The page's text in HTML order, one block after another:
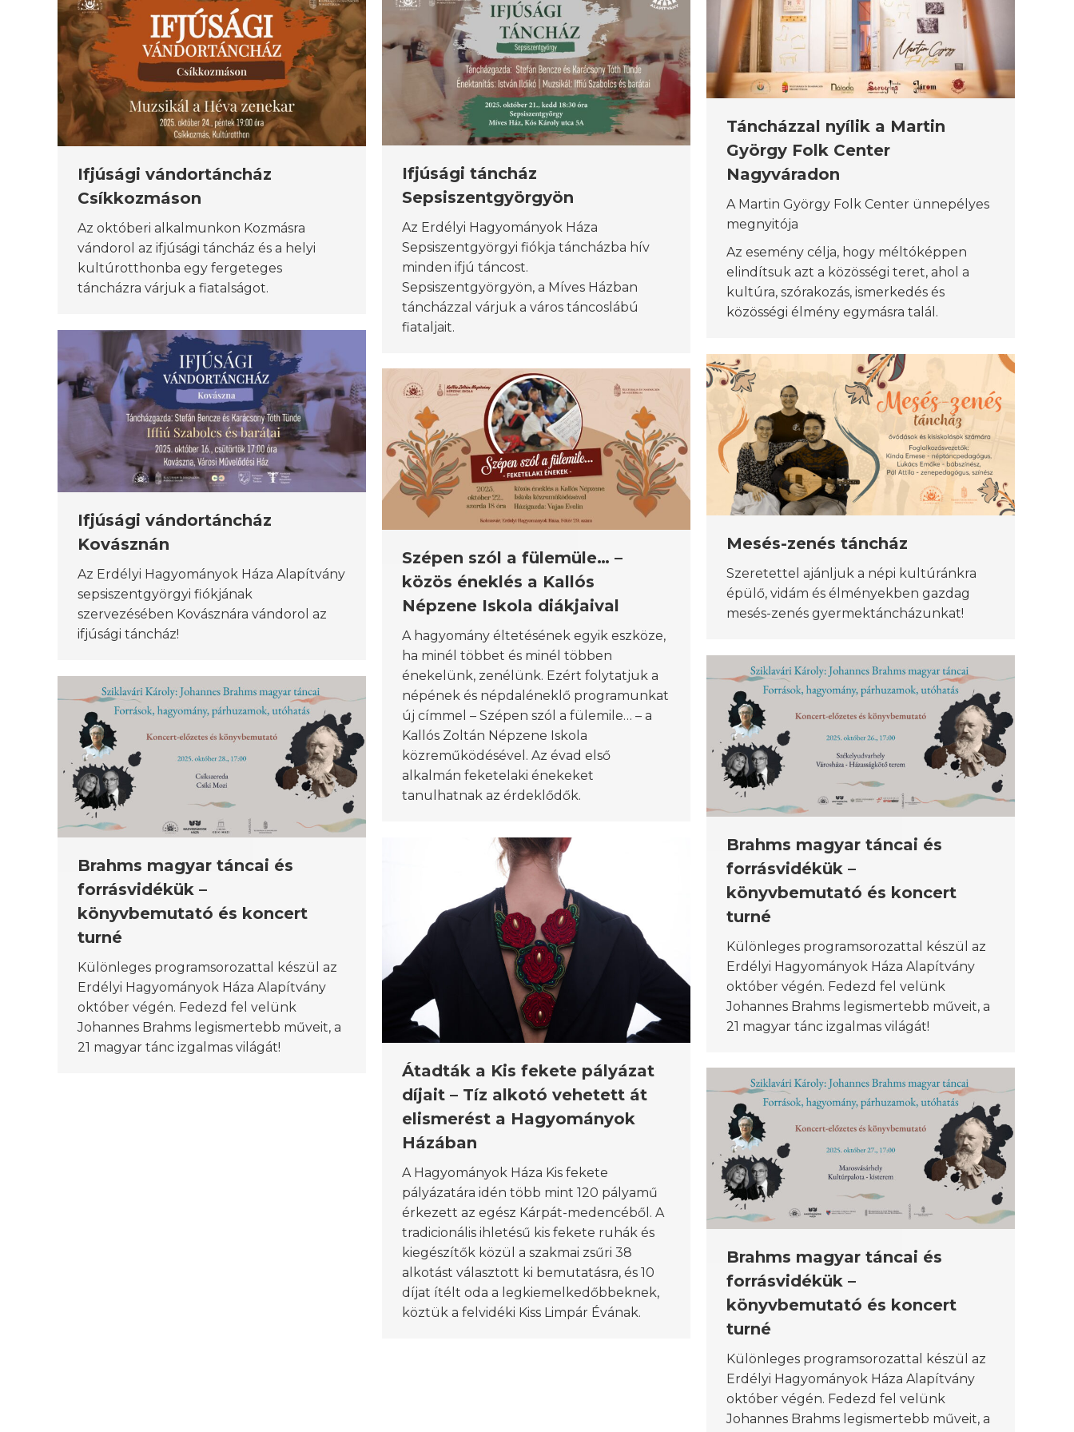
Ifjúsági vándortáncház
Csíkkozmáson
Az októberi alkalmunkon Kozmásra
vándorol az ifjúsági táncház és a helyi
kultúrotthonba egy fergeteges
táncházra várjuk a fiatalságot.
Ifjúsági táncház
Sepsiszentgyörgyön
Az Erdélyi Hagyományok Háza
Sepsiszentgyörgyi fiókja táncházba hív
minden ifjú táncost.
Sepsiszentgyörgyön, a Míves Házban
táncházzal várjuk a város táncoslábú
fiataljait.
Táncházzal nyílik a Martin
György Folk Center
Nagyváradon
A Martin György Folk Center ünnepélyes
megnyitója
Az esemény célja, hogy méltóképpen
elindítsuk azt a közösségi teret, ahol a
kultúra, szórakozás, ismerkedés és
közösségi élmény egymásra talál.
Ifjúsági vándortáncház
Kovásznán
Az Erdélyi Hagyományok Háza Alapítvány
sepsiszentgyörgyi fiókjának
szervezésében Kovásznára vándorol az
ifjúsági táncház!
Mesés-zenés táncház
Szeretettel ajánljuk a népi kultúránkra
épülő, vidám és élményekben gazdag
mesés-zenés gyermektáncházunkat!
Szépen szól a fülemüle… –
közös éneklés a Kallós
Népzene Iskola diákjaival
A hagyomány éltetésének egyik eszköze,
ha minél többet és minél többen
énekelünk, zenélünk. Ezért folytatjuk a
népének és népdaléneklő programunkat
új címmel – Szépen szól a fülemile… – a
Kallós Zoltán Népzene Iskola
közreműködésével. Az évad első
alkalmán feketelaki énekeket
tanulhatnak az érdeklődők.
Brahms magyar táncai és
forrásvidékük –
könyvbemutató és koncert
turné
Különleges programsorozattal készül az
Erdélyi Hagyományok Háza Alapítvány
október végén. Fedezd fel velünk
Johannes Brahms legismertebb műveit, a
21 magyar tánc izgalmas világát!
Brahms magyar táncai és
forrásvidékük –
könyvbemutató és koncert
turné
Különleges programsorozattal készül az
Erdélyi Hagyományok Háza Alapítvány
október végén. Fedezd fel velünk
Johannes Brahms legismertebb műveit, a
21 magyar tánc izgalmas világát!
Átadták a Kis fekete pályázat
díjait – Tíz alkotó vehetett át
elismerést a Hagyományok
Házában
A Hagyományok Háza Kis fekete
pályázatára idén több mint 120 pályamű
érkezett az egész Kárpát-medencéből. A
tradicionális ihletésű kis fekete ruhák és
kiegészítők közül a szakmai zsűri 38
alkotást választott ki bemutatásra, és 10
díjat ítélt oda a legkiemelkedőbbeknek,
köztük a felvidéki Kiss Limpár Évának.
Brahms magyar táncai és
forrásvidékük –
könyvbemutató és koncert
turné
Különleges programsorozattal készül az
Erdélyi Hagyományok Háza Alapítvány
október végén. Fedezd fel velünk
Johannes Brahms legismertebb műveit, a